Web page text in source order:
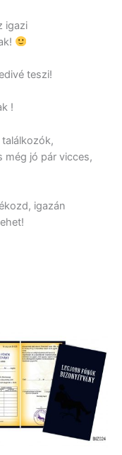
igazi
teszi!
!
jó pár vicces,
igazán